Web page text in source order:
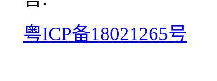
粤ICP备18021265号